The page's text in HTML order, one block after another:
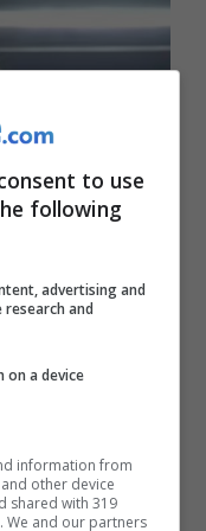
di
a tutti la
fidanzata
Arisa(ospiti)
la prima
to use
following
advertising and
and
on a device
information from
other device
shared with 319
We and our partners